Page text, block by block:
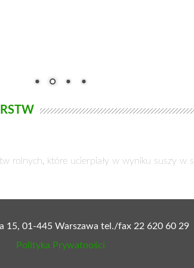
rolnych, które ucierpiały w wyniku suszy w
15, 01-445 Warszawa tel./fax 22 620 60 29
Polityka Prywatności